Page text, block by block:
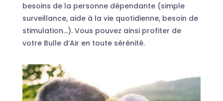
besoins de la personne dépendante (simple
surveillance, aide à la vie quotidienne, besoin de
stimulation…). Vous pouvez ainsi profiter de
votre Bulle d’Air en toute sérénité.